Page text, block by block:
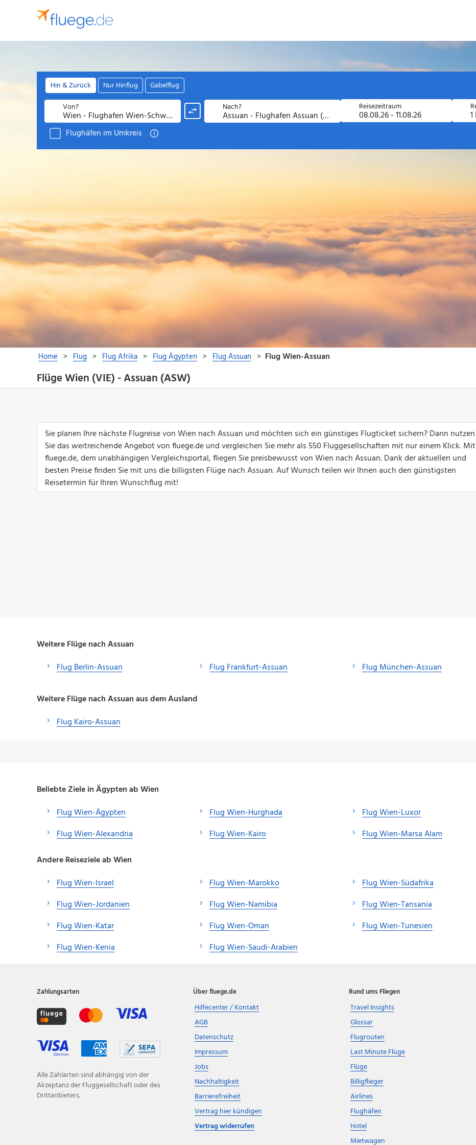
Flüge Wien (VIE) - Assuan (ASW)
Sie planen Ihre nächste Flugreise von Wien nach Assuan und möchten sich ein günstiges Flugticket sichern? Dann nutzen
Sie das weitreichende Angebot von fluege.de und vergleichen Sie mehr als 550 Fluggesellschaften mit nur einem Klick. Mit
fluege.de, dem unabhängigen Vergleichsportal, fliegen Sie preisbewusst von Wien nach Assuan. Dank der aktuellen und
besten Preise finden Sie mit uns die billigsten Flüge nach Assuan. Auf Wunsch teilen wir Ihnen auch den günstigsten
Reisetermin für Ihren Wunschflug mit!
Weitere Flüge nach Assuan
Flug Berlin-Assuan
Flug Frankfurt-Assuan Flug München-Assuan
Weitere Flüge nach Assuan aus dem Ausland
Flug Kairo-Assuan
Beliebte Ziele in Ägypten ab Wien
Flug Wien-Ägypten
Flug Wien-Alexandria
Flug Wien-Hurghada
Flug Wien-Kairo
Flug Wien-Luxor
Flug Wien-Marsa Alam
Andere Reiseziele ab Wien
Flug Wien-Israel
Flug Wien-Jordanien
Flug Wien-Katar
Flug Wien-Kenia
Flug Wien-Marokko
Flug Wien-Namibia
Flug Wien-Oman
Flug Wien-Saudi-Arabien
Flug Wien-Südafrika
Flug Wien-Tansania
Flug Wien-Tunesien